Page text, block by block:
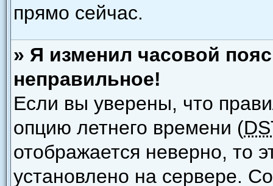
прямо сейчас.
» Я изменил часовой
неправильное!
Если вы уверены, что
опцию летнего времени (
отображается неверно, то
установлено на сервере.